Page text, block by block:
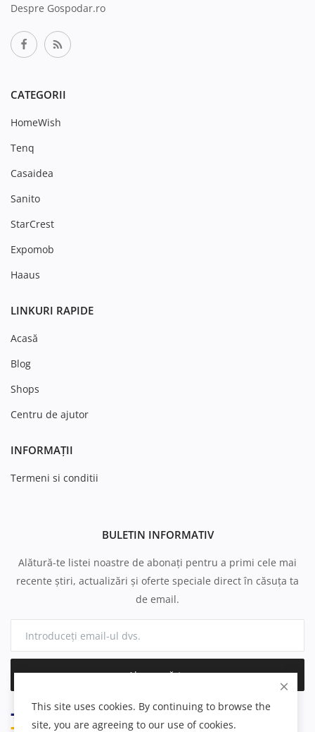
Despre Gospodar.ro
CATEGORII
HomeWish
Tenq
Casaidea
Sanito
StarCrest
Expomob
Haaus
LINKURI RAPIDE
Acasă
Blog
Shops
Centru de ajutor
INFORMAȚII
Termeni si conditii
BULETIN INFORMATIV
Alătură-te listei noastre de abonați pentru a primi cele mai
recente știri, actualizări și oferte speciale direct în căsuța ta
de email.
Abonează-te
This site uses cookies. By continuing to browse the
site, you are agreeing to our use of cookies.